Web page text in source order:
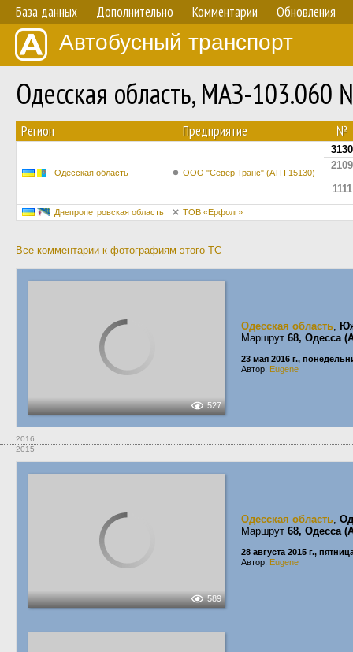
База данных Дополнительно Комментарии Обновления
Автобусный транспорт
Одесская область, МАЗ-
Регион Предприятие №
Одесская область ООО "Север Транс" (АТП 15130)
3130
2109
1111
Днепропетровская область ТОВ «Ерфолг»
Все комментарии к фотографиям этого ТС
527
Одесская область,
Маршрут 68, Одесса
23 мая 2016 г.,
Автор: Eugene
2016
2015
589
Одесская область,
Маршрут 68, Одесса
28 августа 2015 г.,
Автор: Eugene